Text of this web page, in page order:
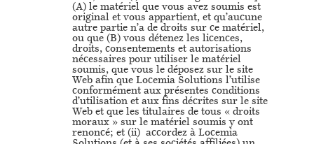
(A) le matériel que vous avez soumis est
original et vous appartient, et qu’aucune
autre partie n’a de droits sur ce matériel,
ou que (B) vous détenez les licences,
droits, consentements et autorisations
nécessaires pour utiliser le matériel
soumis, que vous le déposez sur le site
Web afin que Locemia Solutions l’utilise
conformément aux présentes conditions
d’utilisation et aux fins décrites sur le site
Web et que les titulaires de tous « droits
moraux » sur le matériel soumis y ont
renoncé; et (ii) accordez à Locemia